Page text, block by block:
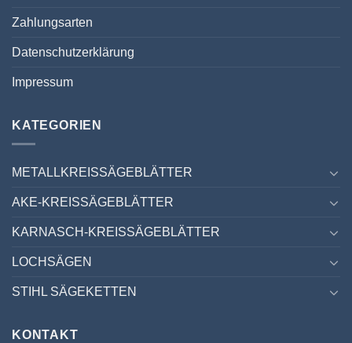
Zahlungsarten
Datenschutzerklärung
Impressum
KATEGORIEN
METALLKREISSÄGEBLÄTTER
AKE-KREISSÄGEBLÄTTER
KARNASCH-KREISSÄGEBLÄTTER
LOCHSÄGEN
STIHL SÄGEKETTEN
KONTAKT